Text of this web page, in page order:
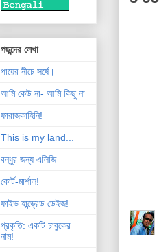
পছন্দের লেখা
পায়ের নীচে সর্ষে।
আমি কেউ না- আমি কিছু না
ফারাজকাহিনি!
This is my land...
বন্ধুর জন্য এলিজি
কোর্ট-মার্শাল!
ফাইভ হান্ড্রেড ডেইজ!
প্রকৃতি: একটি চাবুকের
নাম!